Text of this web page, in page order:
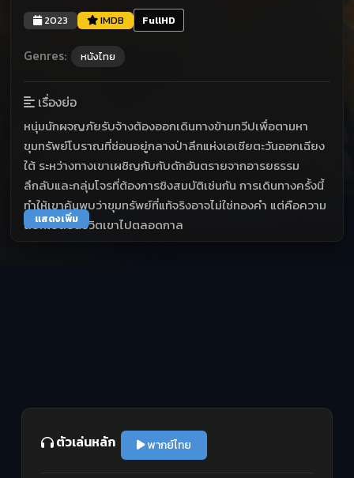
2023 IMDB FullHD
Genres: หนังไทย
เรื่องย่อ
หนุ่มนักผจญภัยรับจ้างต้องออกเดินทางข้ามทวีปเพื่อตามหา
ขุมทรัพย์โบราณที่ซ่อนอยู่กลางป่าลึกแห่งเอเชียตะวันออกเฉียง
ใต้ ระหว่างทางเขาเผชิญกับกับดักอันตรายจากอารยธรรม
ลึกลับและกลุ่มโจรที่ต้องการชิงสมบัติเช่นกัน การเดินทางครั้งนี้
ทำให้เขาค้นพบว่าขุมทรัพย์ที่แท้จริงอาจไม่ใช่ทองคำ แต่คือความ
ลับที่เปลี่ยนชีวิตเขาไปตลอดกาล
แสดงเพิ่ม
ตัวเล่นหลัก พากย์ไทย